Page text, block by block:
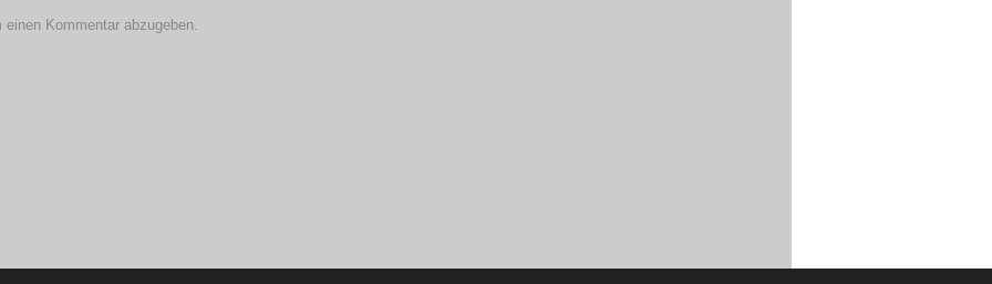
Kommentar abzugeben.